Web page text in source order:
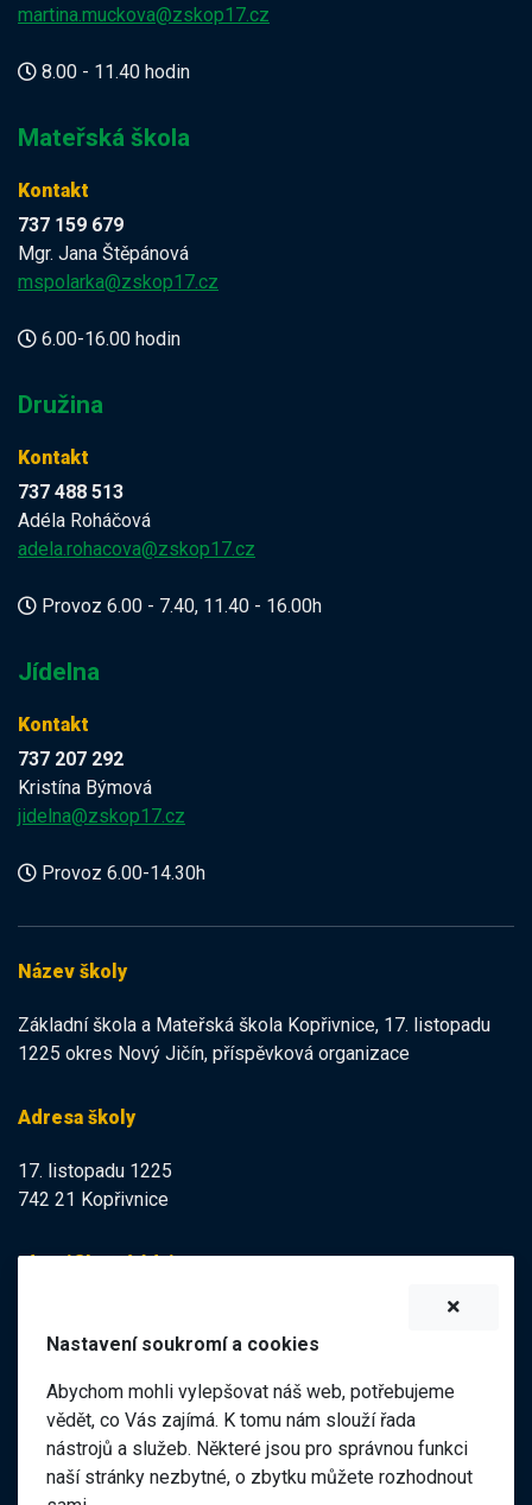
martina.muckova@zskop17.cz
8.00 - 11.40 hodin
Mateřská škola
Kontakt
737 159 679
Mgr. Jana Štěpánová
mspolarka@zskop17.cz
6.00-16.00 hodin
Družina
Kontakt
737 488 513
Adéla Roháčová
adela.rohacova@zskop17.cz
Provoz 6.00 - 7.40, 11.40 - 16.00h
Jídelna
Kontakt
737 207 292
Kristína Býmová
jidelna@zskop17.cz
Provoz 6.00-14.30h
Název školy
Základní škola a Mateřská škola Kopřivnice, 17. listopadu
1225 okres Nový Jičín, příspěvková organizace
Adresa školy
17. listopadu 1225
742 21 Kopřivnice
Identifikační údaje
IČO:47998121
Elektronická podatelna
ID datové schránky:
98pgf7m
Nastavení soukromí a cookies
Abychom mohli vylepšovat náš web, potřebujeme
vědět, co Vás zajímá. K tomu nám slouží řada
nástrojů a služeb. Některé jsou pro správnou funkci
naší stránky nezbytné, o zbytku můžete rozhodnout